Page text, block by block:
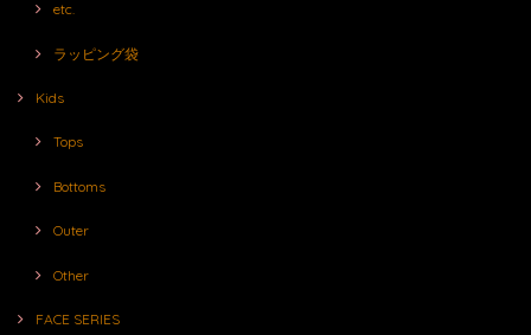
etc.
ラッピング袋
Kids
Tops
Bottoms
Outer
Other
FACE SERIES